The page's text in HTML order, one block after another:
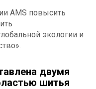
AMS повысить
экологии и
двумя
шитья